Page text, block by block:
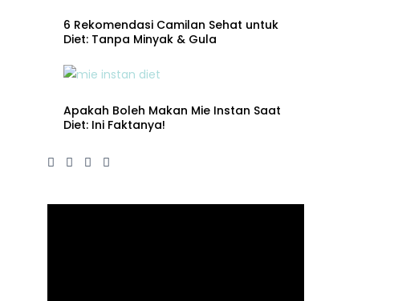
6 Rekomendasi Camilan Sehat untuk
Diet: Tanpa Minyak & Gula
Apakah Boleh Makan Mie Instan Saat
Diet: Ini Faktanya!